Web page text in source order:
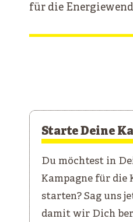
für die
Starte Deine
Du möchtest in
Kampagne für die
starten? Sag uns
damit wir Dich